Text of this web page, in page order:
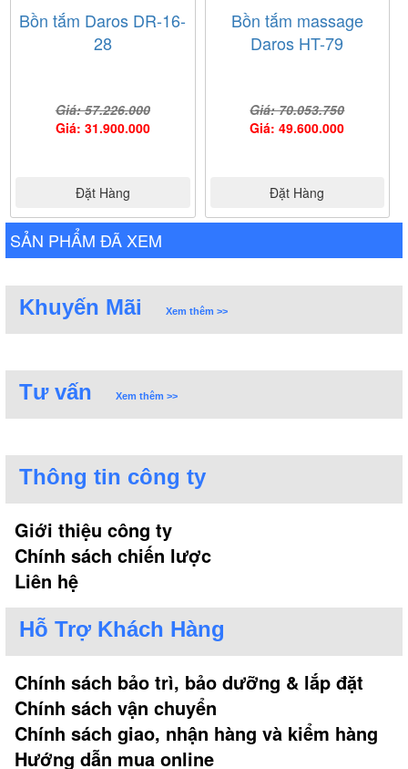
Bồn tắm Daros DR-16-
28
Giá: 57.226.000
Giá: 31.900.000
Đặt Hàng
Bồn tắm massage
Daros HT-79
Giá: 70.053.750
Giá: 49.600.000
Đặt Hàng
SẢN PHẨM ĐÃ XEM
Khuyến Mãi Xem thêm >>
Tư vấn Xem thêm >>
Thông tin công ty
Giới thiệu công ty
Chính sách chiến lược
Liên hệ
Hỗ Trợ Khách Hàng
Chính sách bảo trì, bảo dưỡng & lắp đặt
Chính sách vận chuyển
Chính sách giao, nhận hàng và kiểm hàng
Hướng dẫn mua online